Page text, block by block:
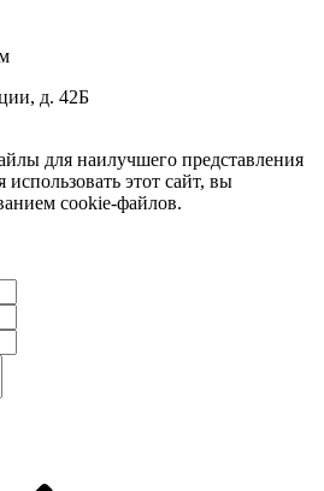
д. 42Б
для наилучшего представления
этот сайт, вы
cookie-файлов.